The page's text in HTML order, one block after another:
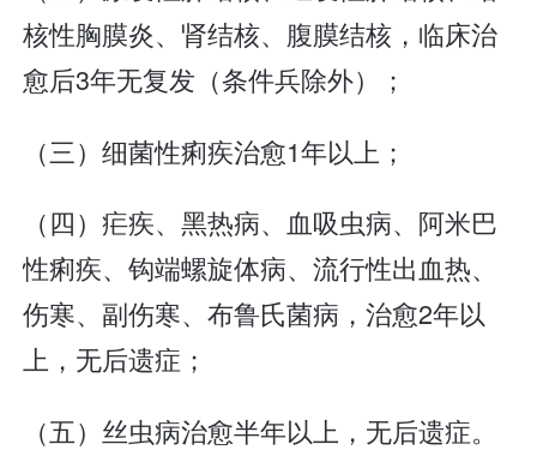
核性胸膜炎、肾结核、腹膜结核，临床治
愈后3年无复发（条件兵除外）；
（三）细菌性痢疾治愈1年以上；
（四）疟疾、黑热病、血吸虫病、阿米巴
性痢疾、钩端螺旋体病、流行性出血热、
伤寒、副伤寒、布鲁氏菌病，治愈2年以
上，无后遗症；
（五）丝虫病治愈半年以上，无后遗症。